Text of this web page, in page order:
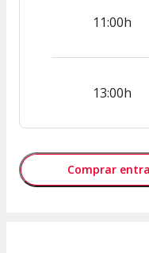
11:00h
13:00h
Comprar